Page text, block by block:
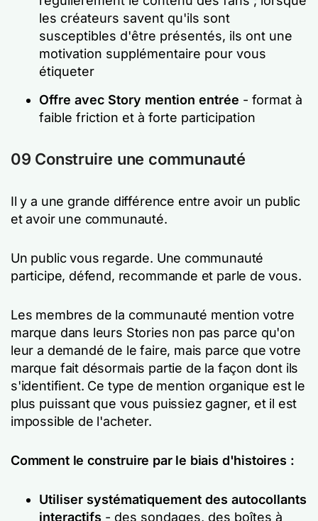
les créateurs savent qu'ils sont
susceptibles d'être présentés, ils ont une
motivation supplémentaire pour vous
étiqueter
Offre avec Story mention entrée - format à
faible friction et à forte participation
09 Construire une communauté
Il y a une grande différence entre avoir un public
et avoir une communauté.
Un public vous regarde. Une communauté
participe, défend, recommande et parle de vous.
Les membres de la communauté mention votre
marque dans leurs Stories non pas parce qu'on
leur a demandé de le faire, mais parce que votre
marque fait désormais partie de la façon dont ils
s'identifient. Ce type de mention organique est le
plus puissant que vous puissiez gagner, et il est
impossible de l'acheter.
Comment le construire par le biais d'histoires :
Utiliser systématiquement des autocollants
interactifs - des sondages, des boîtes à